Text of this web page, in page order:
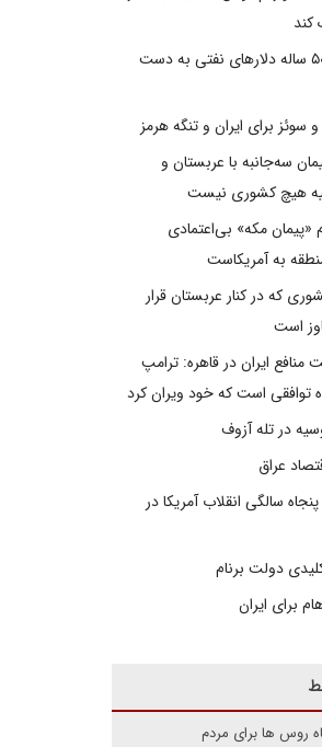
پایان عمر ۵۰ ساله دلارهای نفتی به دست
سوئز برای ایران و تنگه هرمز
سه‌جانبه با عربستان و
هیچ کشوری نیست
«پیمان مکه» بی‌اعتمادی
به آمریکاست
که در کنار عربستان قرار
است
منافع ایران در قاهره: ترامپ
توافقی است که خود ویران کرد
در تله آزوف
عراق
سالگی انقلاب آمریکا در
دولت برنام
برای ایران
روس ها برای مردم